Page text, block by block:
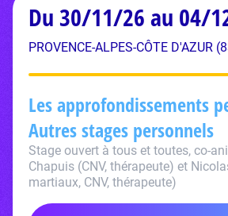
Du 30/11/26 au 04/
PROVENCE-ALPES-CÔTE D'AZUR
Les approfondissements
Autres stages personnels
Stage ouvert à tous et toutes, co-
Chapuis (CNV, thérapeute) et
martiaux, CNV, thérapeute)